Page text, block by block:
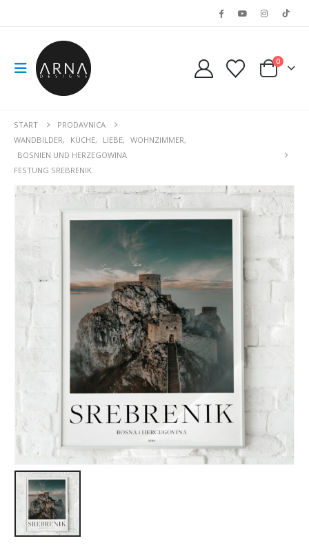
0
START
PRODAVNICA
WANDBILDER, KÜCHE, LIEBE, WOHNZIMMER,
BOSNIEN UND HERZEGOWINA
FESTUNG SREBRENIK